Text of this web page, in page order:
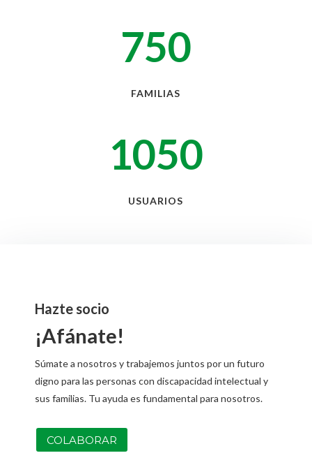
750
FAMILIAS
1050
USUARIOS
Hazte socio
¡Afánate!
Súmate a nosotros y trabajemos juntos por un futuro
digno para las personas con discapacidad intelectual y
sus familias. Tu ayuda es fundamental para nosotros.
COLABORAR